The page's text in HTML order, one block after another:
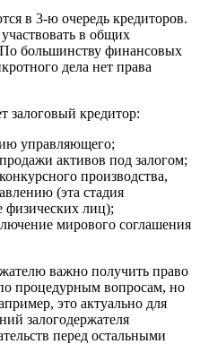
в 3-ю очередь кредиторов.
в общих
По большинству финансовых
дела нет права
залоговый кредитор:
управляющего;
активов под залогом;
производства,
(эта стадия
физических лиц);
мирового соглашения
важно получить право
процедурным вопросам, но
это актуально для
залогодержателя
перед остальными